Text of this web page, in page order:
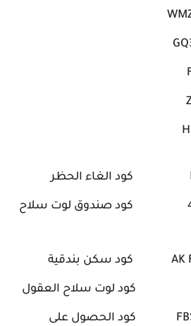
كود الغاء الحظر
كود صندوق لوت سلاح
AK كود سكن بندقية
كود لوت سلاح العقول
كود الحصول على